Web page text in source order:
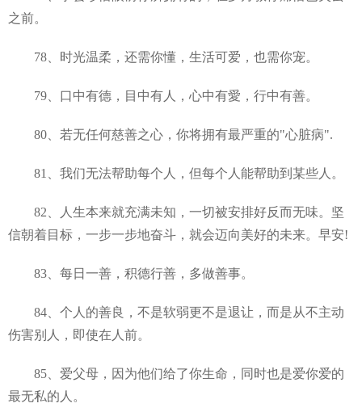
之前。
78、时光温柔，还需你懂，生活可爱，也需你宠。
79、口中有德，目中有人，心中有愛，行中有善。
80、若无任何慈善之心，你将拥有最严重的"心脏病".
81、我们无法帮助每个人，但每个人能帮助到某些人。
82、人生本来就充满未知，一切被安排好反而无味。坚
信朝着目标，一步一步地奋斗，就会迈向美好的未来。早安!
83、每日一善，积德行善，多做善事。
84、个人的善良，不是软弱更不是退让，而是从不主动
伤害别人，即使在人前。
85、爱父母，因为他们给了你生命，同时也是爱你爱的
最无私的人。